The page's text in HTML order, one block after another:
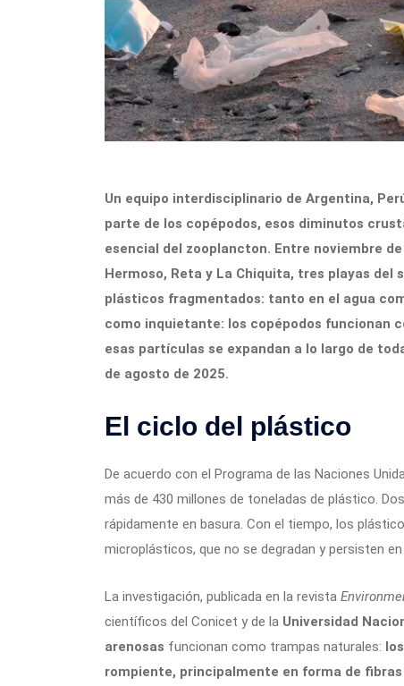
Un equipo interdisciplinario de Argentina,
parte de los copépodos, esos diminutos
esencial del zooplancton. Entre noviembre
Hermoso, Reta y La Chiquita, tres playas del
plásticos fragmentados: tanto en el agua
como inquietante: los copépodos funcionan
esas partículas se expandan a lo largo de
de agosto de 2025.
El ciclo del plástico
De acuerdo con el Programa de las Naciones
más de 430 millones de toneladas de plástico.
rápidamente en basura. Con el tiempo, los
microplásticos, que no se degradan y persisten
La investigación, publicada en la revista
científicos del Conicet y de la Universidad
arenosas funcionan como trampas naturales:
rompiente, principalmente en forma de